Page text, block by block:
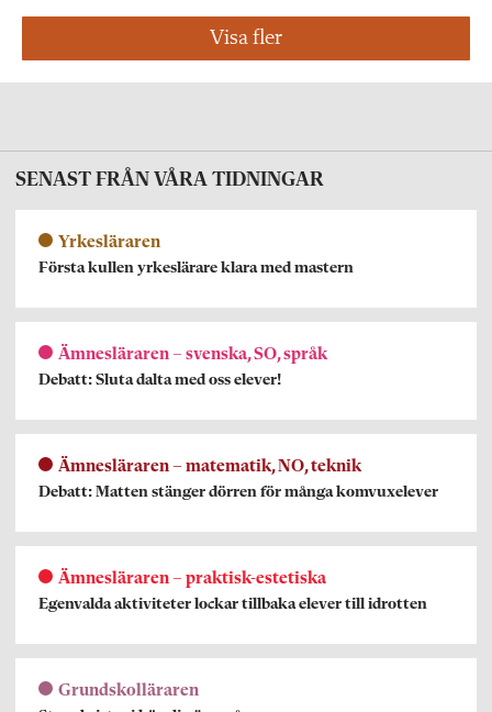
Visa fler
SENAST FRÅN VÅRA TIDNINGAR
Yrkesläraren
Första kullen yrkeslärare klara med mastern
Ämnesläraren – svenska, SO, språk
Debatt: Sluta dalta med oss elever!
Ämnesläraren – matematik, NO, teknik
Debatt: Matten stänger dörren för många komvuxelever
Ämnesläraren – praktisk-estetiska
Egenvalda aktiviteter lockar tillbaka elever till idrotten
Grundskolläraren